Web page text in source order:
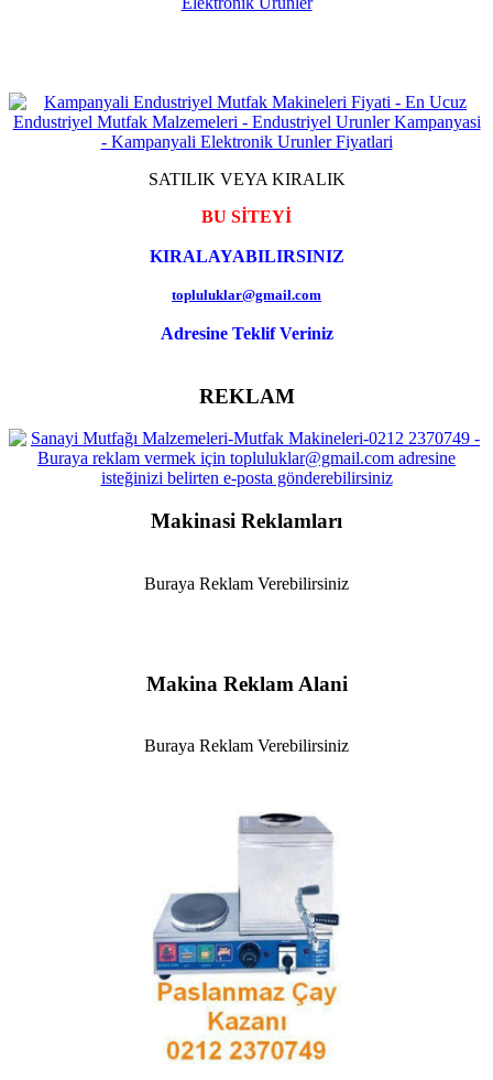
SATILIK VEYA KIRALIK
BU SİTEYİ
KIRALAYABILIRSINIZ
topluluklar@gmail.com
Adresine Teklif Veriniz
REKLAM
Makinasi Reklamları
Buraya Reklam Verebilirsiniz
Makina Reklam Alani
Buraya Reklam Verebilirsiniz